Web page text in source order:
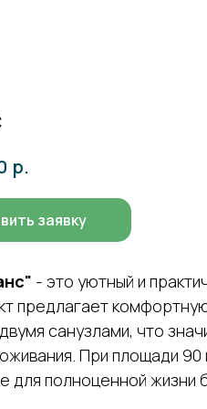
р.
заявку
- это уютный и
предлагает
санузлами, что
При площади 90
для полноценной жизни